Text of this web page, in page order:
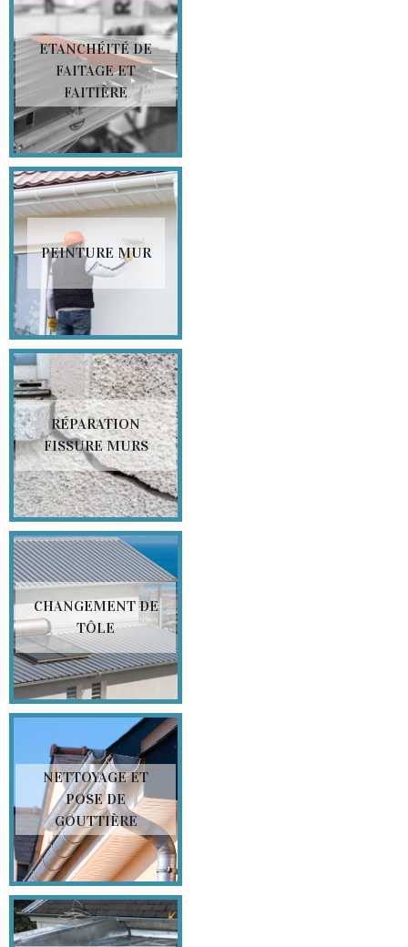
ETANCHÉITÉ DE
FAITAGE ET
FAITIÈRE
PEINTURE MUR
RÉPARATION
FISSURE MURS
CHANGEMENT DE
TÔLE
NETTOYAGE ET
POSE DE
GOUTTIÈRE